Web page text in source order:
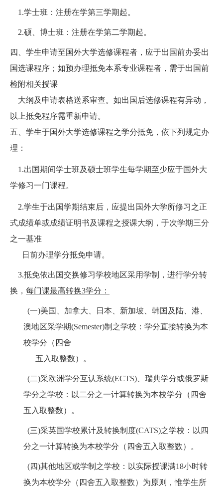
1.学士班：注册在学第三学期起。
2.硕、博士班：注册在学第二学期起。
四、学生申请至国外大学选修课程者，应于出国前办妥出
国选课程序；如预办理抵免本系专业课程者，需于出国前
检附相关授课
大纲及申请表格送系审查。如出国后选修课程有异动，
以上抵免程序需重新申请。
五、学生于国外大学选修课程之学分抵免，依下列规定办
理：
1.出国期间学士班及硕士班学生每学期至少应于国外大
学修习一门课程。
2.学生于出国学期结束后，应提出国外大学所修习之正
式成绩单或成绩证明书及课程之授课大纲，于次学期三分
之一基准
日前办理学分抵免申请。
3.抵免依出国交换修习学校地区采用学制，进行学分转
换， 每门课最高转换3学分：
(一)美国、加拿大、日本、新加坡、韩国及陆、港、
澳地区采学期(Semester)制之学校：学分直接转换为本
校学分（四舍
五入取整数）。
(二)采欧洲学分互认系统(ECTS) 、瑞典学分或俄罗斯
学分之学校：以二分之一计算转换为本校学分（四舍
五入取整数）。
(三)采英国学校累计及转换制度(CATS)之学校：以四
分之一计算转换为本校学分（四舍五入取整数）。
(四)其他地区或学制之学校：以实际授课满18小时转
换为本校学分（四舍五入取整数）为原则，惟学生所